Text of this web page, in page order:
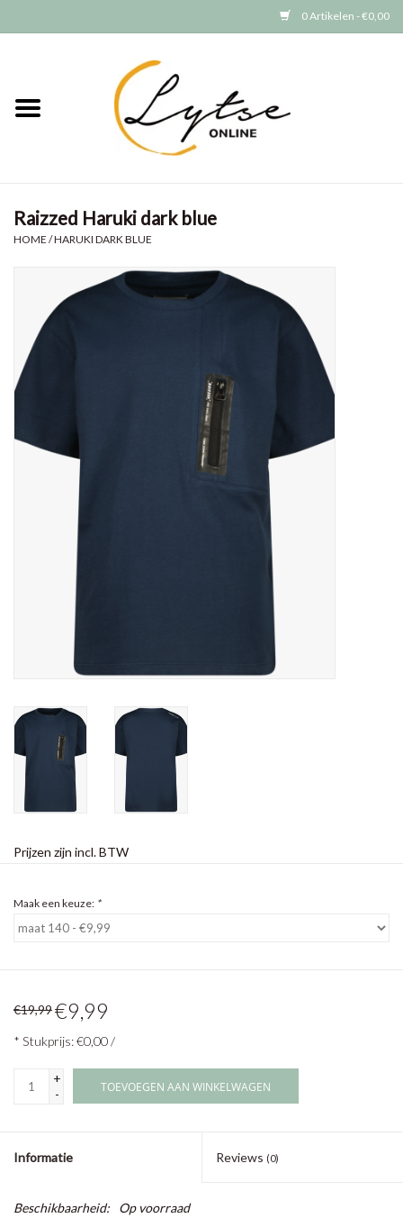
0 Artikelen - €0,00
Meisjes
GRATIS VERZENDEN (vanaf EUR
15)
Raizzed Haruki dark blue
HOME /HARUKI DARK BLUE
Prijzen zijn incl. BTW
Maak een keuze: *
€19,99€9,99
* Stukprijs: €0,00 /
+
-
TOEVOEGEN AAN WINKELWAGEN
Informatie Reviews (0)
Beschikbaarheid: Op voorraad